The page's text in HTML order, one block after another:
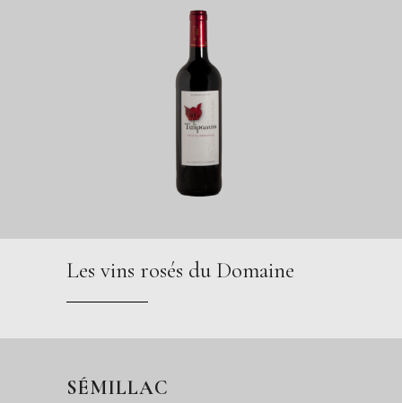
Les vins rosés du Domaine
SÉMILLAC